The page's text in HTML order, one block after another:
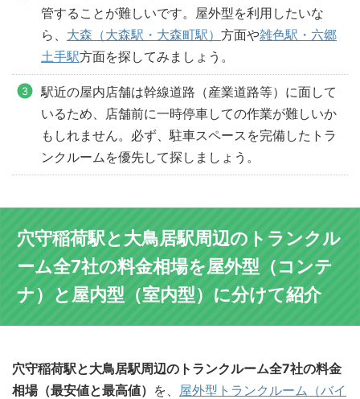
管することが難しいです。屋外型を利用したいな
ら、 大森（大森駅・大森町駅） 方面や雑色駅・六郷
土手駅方面を探してみましょう。
駅近の屋内店舗は幹線道路（産業道路等）に面して
いるため、店舗前に一時停車しての作業が難しいか
もしれません。必ず、駐車スペースを完備したトラ
ンクルームを優先して探しましょう。
穴守稲荷駅と大鳥居駅周辺のトランクル
ーム全7社の料金相場を屋外型（コンテ
ナ）と屋内型（室内型）に分けて紹介
穴守稲荷駅と大鳥居駅周辺のトランクルーム全7社の料金
相場（最安値と最高値） を、 屋外型トランクルーム（バイ